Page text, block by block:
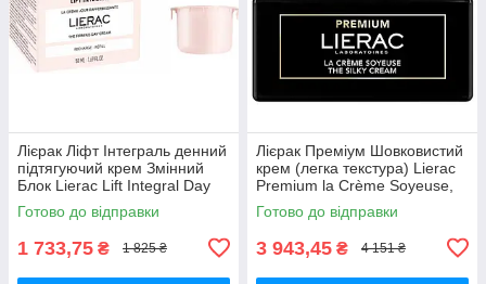
Лієрак Ліфт Інтеграль денний
підтягуючий крем Змінний
Блок Lierac Lift Integral Day
Cream Refill 50 мл
Готово до відправки
1 733,75 ₴ 1 825 ₴
Лієрак Преміум Шовковистий
крем (легка текстура) Lierac
Premium la Crème Soyeuse,
50 мл
Готово до відправки
3 943,45 ₴ 4 151 ₴